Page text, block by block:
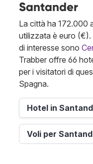
Santander
La città ha 172.000
utilizzata è euro (€).
di interesse sono
Trabber offre 66
per i visitatori di
Spagna.
Hotel in
Voli per